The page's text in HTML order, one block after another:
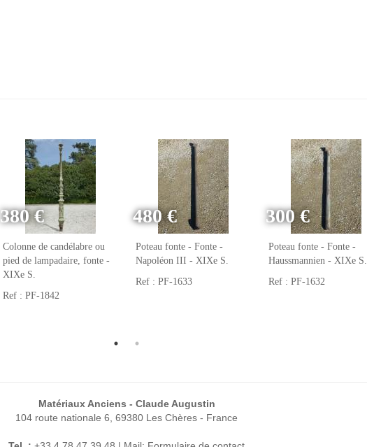
380 €
Colonne de candélabre ou
pied de lampadaire, fonte -
XIXe S.
Ref : PF-1842
480 €
Poteau fonte - Fonte -
Napoléon III - XIXe S.
Ref : PF-1633
300 €
Poteau fonte - Fonte -
Haussmannien - XIXe S.
Ref : PF-1632
Matériaux Anciens - Claude Augustin
104 route nationale 6, 69380 Les Chères - France